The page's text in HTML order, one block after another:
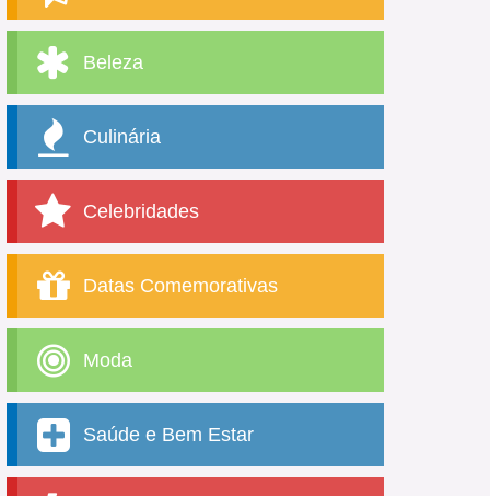
Beleza
Culinária
Celebridades
Datas Comemorativas
Moda
Saúde e Bem Estar